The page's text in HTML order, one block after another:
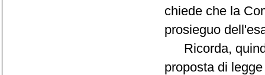
chiede che la
prosieguo
Ricorda,
proposta di